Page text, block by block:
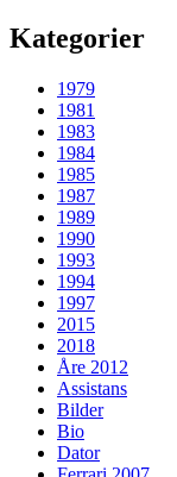
Kategorier
1979
1981
1983
1984
1985
1987
1989
1990
1993
1994
1997
2015
2018
Åre 2012
Assistans
Bilder
Bio
Dator